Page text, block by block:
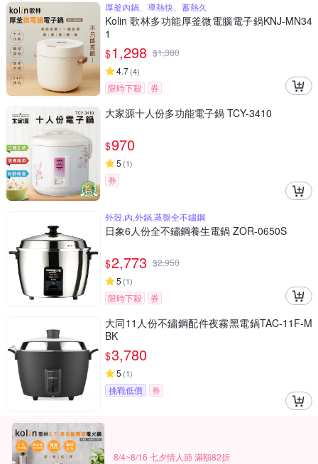
厚釜內鍋、導熱快、蓄熱久
Kolin 歌林多功能厚釜微電腦電子鍋KNJ-MN34
1
$1,298 $1,380
4.7(4)
限時下殺 券
大家源十人份多功能電子鍋 TCY-3410
$970
5 (1)
券
外殼,內,外鍋,蒸盤全不鏽鋼
日象6人份全不鏽鋼養生電鍋 ZOR-0650S
$2,773 $2,950
5 (1)
限時下殺 券
大同11人份不鏽鋼配件夜霧黑電鍋TAC-11F-M
BK
$3,780
5 (1)
挑戰低價 券
8/4~8/16 七夕情人節 滿額82折